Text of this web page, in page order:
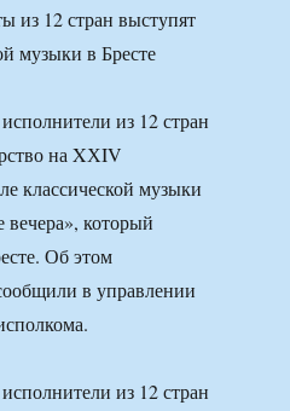
из 12 стран
на XХIV
классической музыки
который
Об этом
в управлении
из 12 стран